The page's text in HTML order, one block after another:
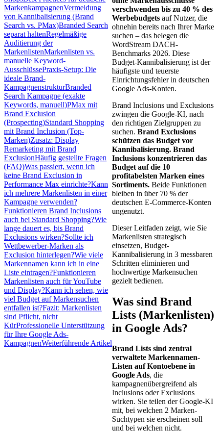
MarkenkampagnenVermeidung
von Kannibalisierung (Brand
Search vs. PMax)Branded Search
separat haltenRegelmäßige
Auditierung der
MarkenlistenMarkenlisten vs.
manuelle Keyword-
AusschlüssePraxis-Setup: Die
ideale Brand-
KampagnenstrukturBranded
Search Kampagne (exakte
Keywords, manuell)PMax mit
Brand Exclusion
(Prospecting)Standard Shopping
mit Brand Inclusion (Top-
Marken)Zusatz: Display
Remarketing mit Brand
ExclusionHäufig gestellte Fragen
(FAQ)Was passiert, wenn ich
keine Brand Exclusion in
Performance Max einrichte?Kann
ich mehrere Markenlisten in einer
Kampagne verwenden?
Funktionieren Brand Inclusions
auch bei Standard Shopping?Wie
lange dauert es, bis Brand
Exclusions wirken?Sollte ich
Wettbewerber-Marken als
Exclusion hinterlegen?Wie viele
Markennamen kann ich in eine
Liste eintragen?Funktionieren
Markenlisten auch für YouTube
und Display?Kann ich sehen, wie
viel Budget auf Markensuchen
entfallen ist?Fazit: Markenlisten
sind Pflicht, nicht
KürProfessionelle Unterstützung
für Ihre Google Ads-
KampagnenWeiterführende Artikel
verschwenden bis zu 40 % des
Werbebudgets auf Nutzer, die
ohnehin bereits nach Ihrer Marke
suchen – das belegen die
WordStream DACH-
Benchmarks 2026. Diese
Budget-Kannibalisierung ist der
häufigste und teuerste
Einrichtungsfehler in deutschen
Google Ads-Konten.
Brand Inclusions und Exclusions
zwingen die Google-KI, nach
den richtigen Zielgruppen zu
suchen. Brand Exclusions
schützen das Budget vor
Kannibalisierung. Brand
Inclusions konzentrieren das
Budget auf die 10
profitabelsten Marken eines
Sortiments. Beide Funktionen
bleiben in über 70 % der
deutschen E-Commerce-Konten
ungenutzt.
Dieser Leitfaden zeigt, wie Sie
Markenlisten strategisch
einsetzen, Budget-
Kannibalisierung in 3 messbaren
Schritten eliminieren und
hochwertige Markensuchen
gezielt bedienen.
Was sind Brand
Lists (Markenlisten)
in Google Ads?
Brand Lists sind zentral
verwaltete Markennamen-
Listen auf Kontoebene in
Google Ads, die
kampagnenübergreifend als
Inclusions oder Exclusions
wirken. Sie teilen der Google-KI
mit, bei welchen 2 Marken-
Suchtypen sie erscheinen soll –
und bei welchen nicht.